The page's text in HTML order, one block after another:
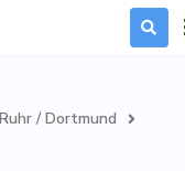

/ Dortmund 